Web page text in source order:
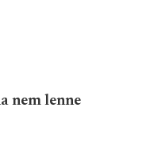
nem lenne